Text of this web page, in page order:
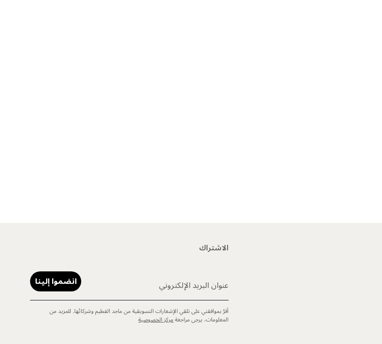
الاشتراك
عنوان البريد الإلكتروني انضموا إلينا
أقرّ بموافقتي على تلقي الإشعارات التسويقية من ماجد الفطيم وشركائها. للمزيد من
المعلومات، يرجى مراجعةمركز الخصوصية